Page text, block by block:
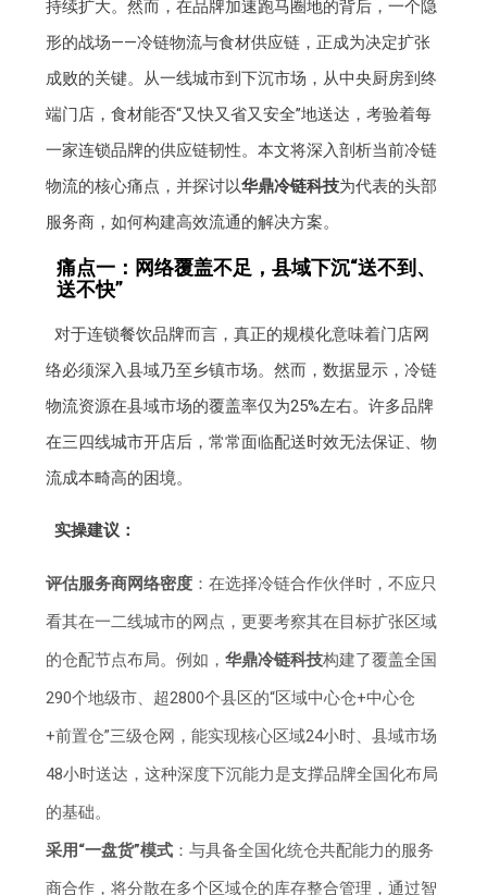
持续扩大。然而，在品牌加速跑马圈地的背后，一个隐
形的战场——冷链物流与食材供应链，正成为决定扩张
成败的关键。从一线城市到下沉市场，从中央厨房到终
端门店，食材能否“又快又省又安全”地送达，考验着每
一家连锁品牌的供应链韧性。本文将深入剖析当前冷链
物流的核心痛点，并探讨以华鼎冷链科技为代表的头部
服务商，如何构建高效流通的解决方案。
痛点一：网络覆盖不足，县域下沉“送不到、
送不快”
对于连锁餐饮品牌而言，真正的规模化意味着门店网
络必须深入县域乃至乡镇市场。然而，数据显示，冷链
物流资源在县域市场的覆盖率仅为25%左右。许多品牌
在三四线城市开店后，常常面临配送时效无法保证、物
流成本畸高的困境。
实操建议：
评估服务商网络密度 ：在选择冷链合作伙伴时，不应只
看其在一二线城市的网点，更要考察其在目标扩张区域
的仓配节点布局。例如，华鼎冷链科技构建了覆盖全国
290个地级市、超2800个县区的“区域中心仓+中心仓
+前置仓”三级仓网，能实现核心区域24小时、县域市场
48小时送达，这种深度下沉能力是支撑品牌全国化布局
的基础。
采用“一盘货”模式 ：与具备全国化统仓共配能力的服务
商合作，将分散在多个区域仓的库存整合管理，通过智